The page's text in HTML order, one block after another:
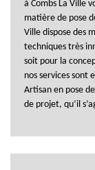
à Combs La Ville
matière de pose
Ville dispose des
techniques très
soit pour la
nos services sont
Artisan en pose
de projet, qu’il